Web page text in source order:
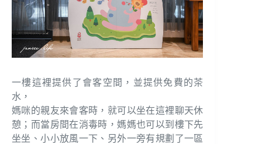
一樓這裡提供了會客空間，並提供免費的茶
水，
媽咪的親友來會客時，就可以坐在這裡聊天休
憩；而當房間在消毒時，媽媽也可以到樓下先
坐坐、小小放風一下、另外一旁有規劃了一區